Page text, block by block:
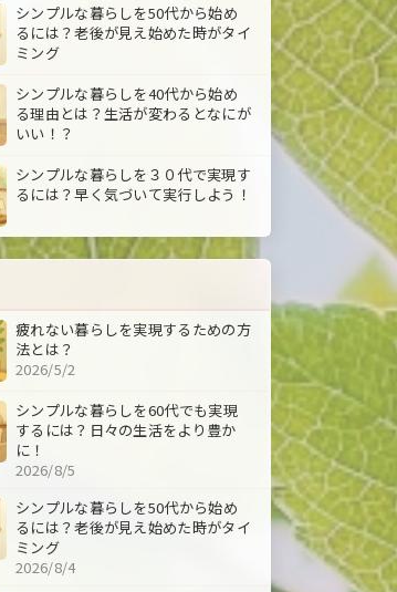
シンプルな暮らしを50代から始め
るには？老後が見え始めた時がタイ
ミング
シンプルな暮らしを40代から始め
る理由とは？生活が変わるとなにが
いい！？
シンプルな暮らしを３０代で実現す
るには？早く気づいて実行しよう！
疲れない暮らしを実現するための方
法とは？
2026/5/2
シンプルな暮らしを60代でも実現
するには？日々の生活をより豊か
に！
2026/8/5
シンプルな暮らしを50代から始め
るには？老後が見え始めた時がタイ
ミング
2026/8/4